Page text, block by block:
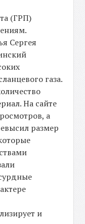
(ГРП)
Сергея
газа.
На сайте
а
размер
и